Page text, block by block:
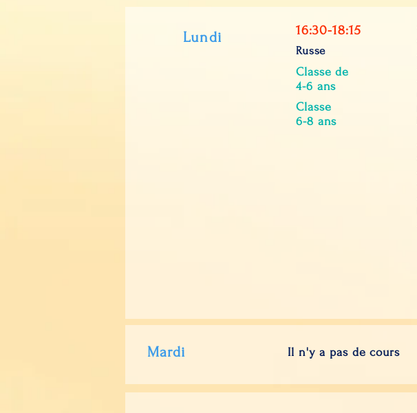
Lundi 16:30-18:15
Russe
Classe de
4-6 ans
Classe
6-8 ans
Mardi Il n'y a pas de cours